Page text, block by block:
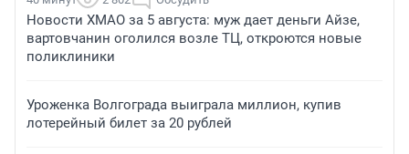
Новости ХМАО за 5 августа: муж дает деньги Айзе,
вартовчанин оголился возле ТЦ, откроются новые
поликлиники
Уроженка Волгограда выиграла миллион, купив
лотерейный билет за 20 рублей